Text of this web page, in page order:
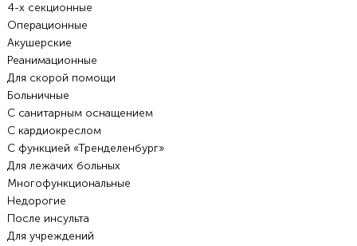
4-х секционные
Операционные
Акушерские
Реанимационные
Для скорой помощи
Больничные
С санитарным оснащением
С кардиокреслом
С функцией «Тренделенбург»
Для лежачих больных
Многофункциональные
Недорогие
После инсульта
Для учреждений